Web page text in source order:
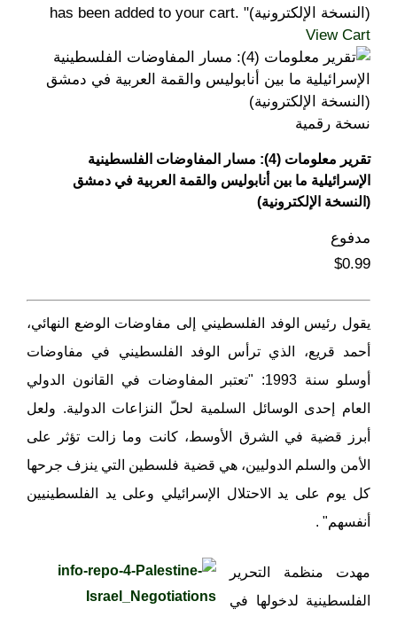
(النسخة الإلكترونية)" has been added to your cart.
View Cart
نسخة رقمية
تقرير معلومات (4): مسار المفاوضات الفلسطينية
الإسرائيلية ما بين أنابوليس والقمة العربية في دمشق
(النسخة الإلكترونية)
مدفوع
$0.99
يقول رئيس الوفد الفلسطيني إلى مفاوضات الوضع النهائي،
أحمد قريع، الذي ترأس الوفد الفلسطيني في مفاوضات
أوسلو سنة 1993: "تعتبر المفاوضات في القانون الدولي
العام إحدى الوسائل السلمية لحلّ النزاعات الدولية. ولعل
أبرز قضية في الشرق الأوسط، كانت وما زالت تؤثر على
الأمن والسلم الدوليين، هي قضية فلسطين التي ينزف جرحها
كل يوم على يد الاحتلال الإسرائيلي وعلى يد الفلسطينيين
أنفسهم" .
مهدت منظمة التحرير
الفلسطينية لدخولها في